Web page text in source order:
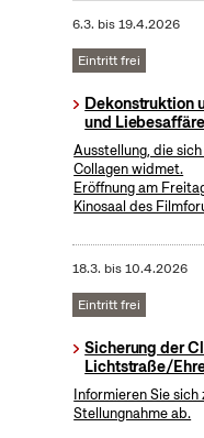
6.3. bis19.4.2026
Eintritt frei
Dekonstruktion
und
Ausstellung, die
Collagen widmet.
Eröffnung am
Kinosaal des
18.3. bis10.4.2026
Eintritt frei
Sicherung der
Lichtstraße/
Informieren Sie sich
Stellungnahme ab.